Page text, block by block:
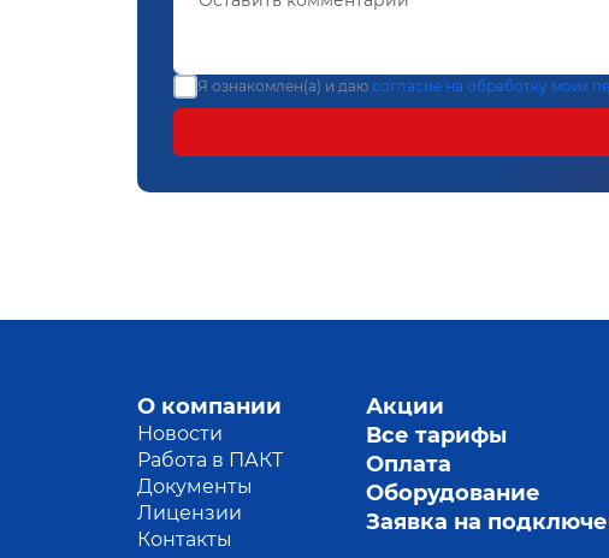
Я ознакомлен(а) и даю согласие на обработку моих
О компании
Новости
Работа в ПАКТ
Документы
Лицензии
Контакты
Акции
Все тарифы
Оплата
Оборудование
Заявка на